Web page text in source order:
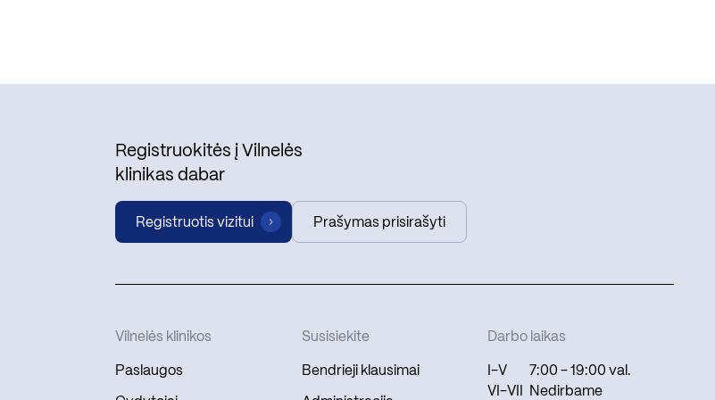
Registruokitės į Vilnelės
klinikas dabar
Registruotis vizitui Prašymas prisirašyti
Vilnelės klinikos
Paslaugos
Susisiekite
Bendrieji klausimai
Darbo laikas
I-V
7:00 - 19:00 val.
VI-VII
Nedirbame